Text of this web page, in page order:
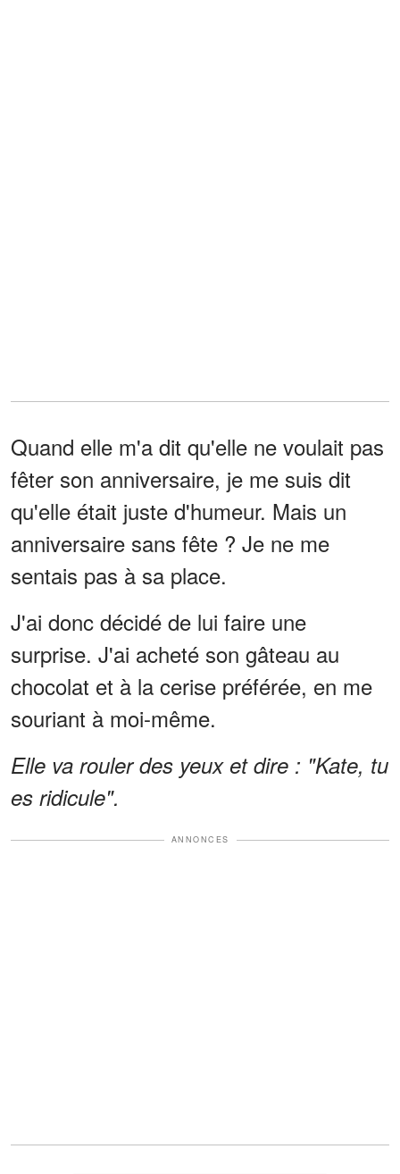
Quand elle m'a dit qu'elle ne voulait pas
fêter son anniversaire, je me suis dit
qu'elle était juste d'humeur. Mais un
anniversaire sans fête ? Je ne me
sentais pas à sa place.
J'ai donc décidé de lui faire une
surprise. J'ai acheté son gâteau au
chocolat et à la cerise préférée, en me
souriant à moi-même.
Elle va rouler des yeux et dire : "Kate, tu
es ridicule".
ANNONCES